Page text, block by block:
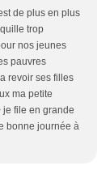
de plus en plus
trop
nos jeunes
pauvres
revoir ses filles
ma petite
je file en grande
bonne journée à